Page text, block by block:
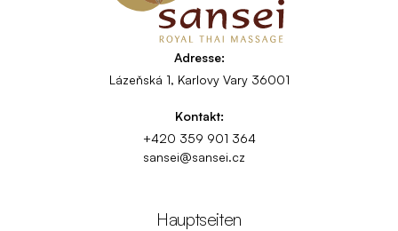
Adresse:
Lázeňská 1, Karlovy Vary 36001
Kontakt:
+420 359 901 364
sansei@sansei.cz
Hauptseiten